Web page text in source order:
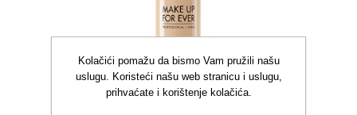
Kolačići pomažu da bismo Vam pružili našu
uslugu. Koristeći našu web stranicu i uslugu,
prihvaćate i korištenje kolačića.